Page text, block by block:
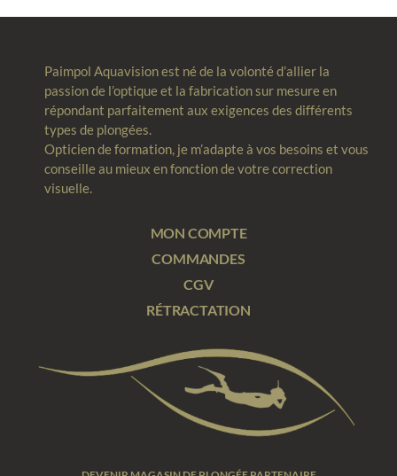
Paimpol Aquavision est né de la volonté d’allier la
passion de l’optique et la fabrication sur mesure en
répondant parfaitement aux exigences des différents
types de plongées.
Opticien de formation, je m’adapte à vos besoins et vous
conseille au mieux en fonction de votre correction
visuelle.
MON COMPTE
COMMANDES
CGV
RÉTRACTATION